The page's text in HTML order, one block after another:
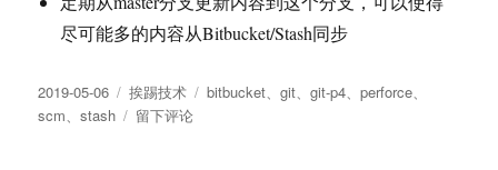
尽可能多的内容从Bitbucket/Stash同步
发
布
2019-05-06
分
类
挨踢技术
标
bitbucket、git、git-p4、perforce、
scm、stash
于
留下评论